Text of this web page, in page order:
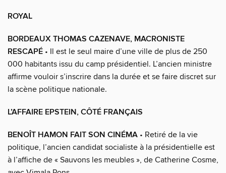
ROYAL
BORDEAUX THOMAS CAZENAVE, MACRONISTE
RESCAPÉ • Il est le seul maire d’une ville de plus de 250
000 habitants issu du camp présidentiel. L’ancien ministre
affirme vouloir s’inscrire dans la durée et se faire discret sur
la scène politique nationale.
L’AFFAIRE EPSTEIN, CÔTÉ FRANÇAIS
BENOÎT HAMON FAIT SON CINÉMA • Retiré de la vie
politique, l’ancien candidat socialiste à la présidentielle est
à l’affiche de « Sauvons les meubles », de Catherine Cosme,